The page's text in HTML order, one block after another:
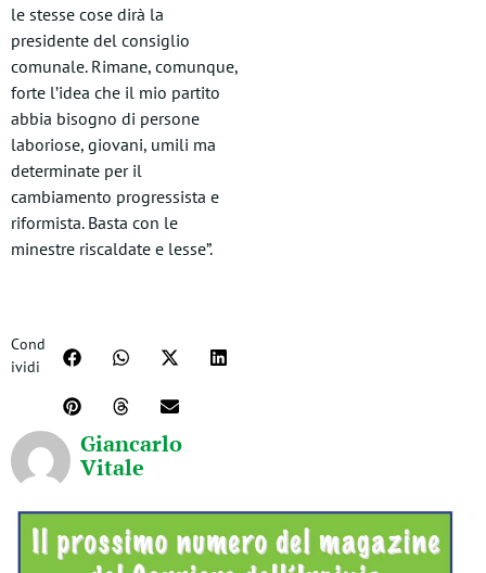
le stesse cose dirà la
presidente del consiglio
comunale. Rimane, comunque,
forte l’idea che il mio partito
abbia bisogno di persone
laboriose, giovani, umili ma
determinate per il
cambiamento progressista e
riformista. Basta con le
minestre riscaldate e lesse”.
Cond
ividi
Giancarlo
Vitale